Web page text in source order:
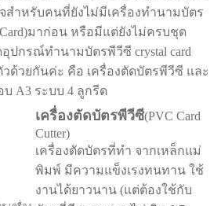
จสำหรับคนที่ยังไม่มีเครื่องทำนามบัตร
มาก่อน หรือมีแต่ยังไม่ครบชุด
ปกรณ์ทำนามบัตรพีวีซี crystal card
ด้วยกันค่ะ คือ เครื่องตัดบัตรพีวีซี และ
บ A3 ระบบ 4 ลูกรีด
เครื่องตัดบัตรพีวีซี(PVC Card
Cutter)
เครื่องตัดบัตรที่ทำ จากเหล็กแม่
พิมพ์ มีความแข็งเรงทนทาน ใช้
งานได้ยาวนาน (แต่ต้องใช้กับ